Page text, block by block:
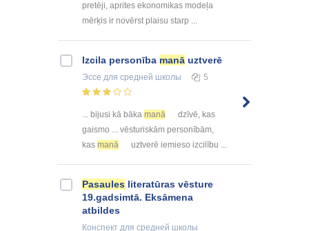
pretēji, aprites ekonomikas modeļa
mērķis ir novērst plaisu starp ...
Izcila personība manā uztverē
Эссе для средней школы 5
... bijusi kā bāka manā
dzīvē, kas
gaismo ... vēsturiskām personībām,
kas manā uztverē iemieso izcilību ...
Pasaules literatūras vēsture
19.gadsimtā. Eksāmena
atbildes
Конспект для средней школы